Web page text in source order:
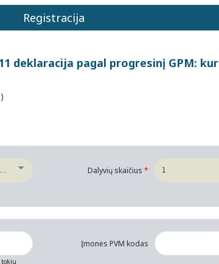
Registracija
deklaracija pagal progresinį GPM: kur
Dalyvių skaičius*
tokiu
Įmonės PVM kodas